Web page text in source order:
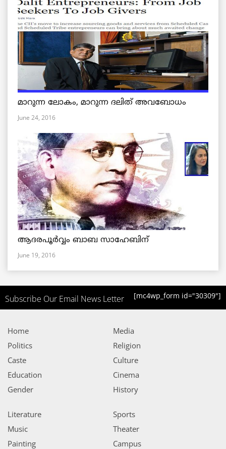
മാറുന്ന ലോകം, മാറുന്ന ദലിത് അവബോധം
June 24, 2016
ആദരപൂര്‍വ്വം ബാബ സാഹേബിന്
June 19, 2016
Subscribe Our Email News Letter [mc4wp_form id="30309"]
Home
Politics
Caste
Education
Gender
Media
Religion
Culture
Cinema
History
Literature
Music
Painting
Sports
Theater
Campus